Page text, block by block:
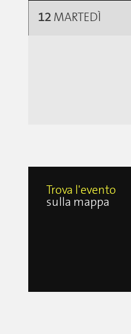
12 MARTEDÌ
Trova l'evento
sulla mappa